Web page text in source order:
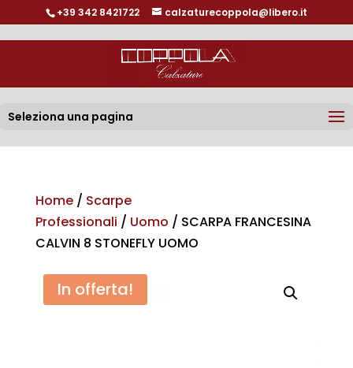
+39 342 8421722 calzaturecoppola@libero.it
Seleziona una pagina
Home/ Scarpe
Professionali / Uomo / SCARPA FRANCESINA
CALVIN 8 STONEFLY UOMO
In offerta!